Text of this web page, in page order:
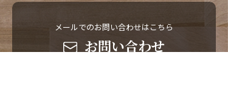
メールでのお問い合わせはこちら
お問い合わせ